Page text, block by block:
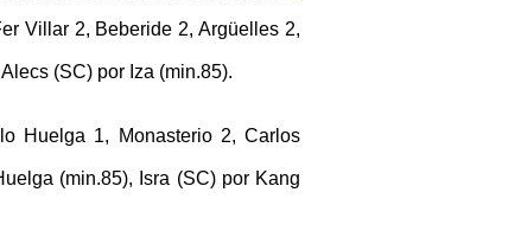
Villar 2, Beberide 2, Argüelles 2,
(SC) por Iza (min.85).
Huelga 1, Monasterio 2, Carlos
(min.85), Isra (SC) por Kang